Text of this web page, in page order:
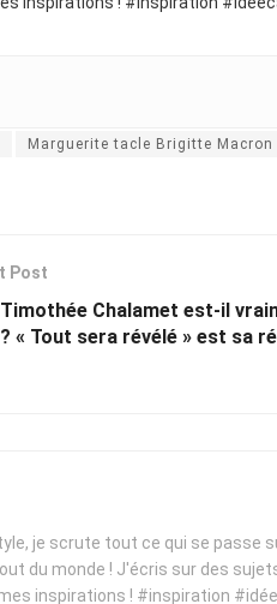
Marguerite tacle Brigitte Macron
Post
Timothée Chalamet est-il
? « Tout sera révélé » est sa
je scrute tout ce qui se passe
du monde ! J'écris sur des
inspirations ! #inspiration